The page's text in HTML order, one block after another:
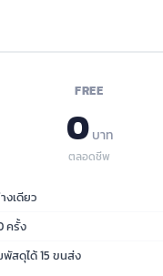
FREE
0บาท
ตลอดชีพ
เดียว
ครั้ง
สดุได้ 15 ขนส่ง